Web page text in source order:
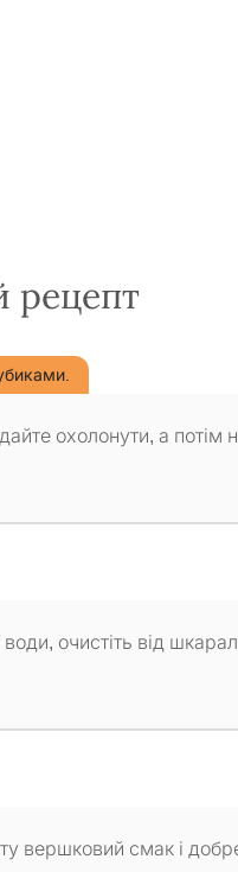
рецепт
дайте охолонути, а
очистіть від
вершковий смак і